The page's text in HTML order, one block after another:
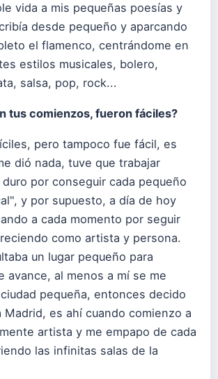
vida a mis pequeñas poesías y
desde pequeño y aparcando
el flamenco, centrándome en
estilos musicales, bolero,
salsa, pop, rock...
tus comienzos, fueron fáciles?
pero tampoco fue fácil, es
dió nada, tuve que trabajar
duro por conseguir cada pequeño
y por supuesto, a día de hoy
a cada momento por seguir
como artista y persona.
un lugar pequeño para
avance, al menos a mí se me
pequeña, entonces decido
Madrid, es ahí cuando comienzo a
artista y me empapo de cada
las infinitas salas de la